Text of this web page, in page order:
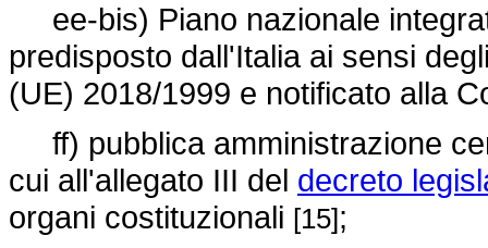
ee-bis) Piano nazionale
predisposto dall'Italia ai sensi
(UE) 2018/1999 e notificato alla
ff) pubblica amministrazione
cui all'allegato III del decreto
organi costituzionali [15];